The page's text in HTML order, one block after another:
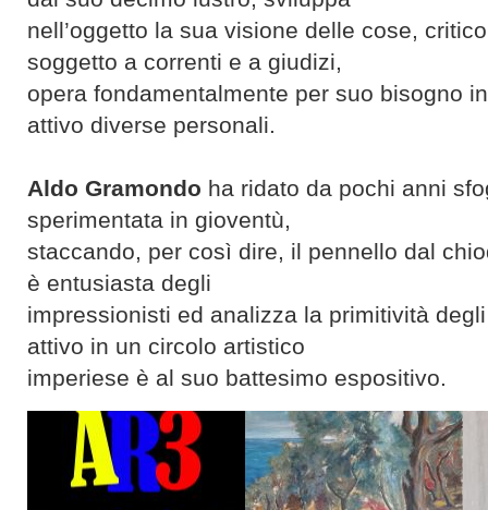
nell’oggetto la sua visione delle cose,
soggetto a correnti e a giudizi,
opera fondamentalmente per suo bisogno
attivo diverse personali.
Aldo Gramondo ha ridato da pochi anni
sperimentata in gioventù,
staccando, per così dire, il pennello dal
è entusiasta degli
impressionisti ed analizza la primitività
attivo in un circolo artistico
imperiese è al suo battesimo espositivo.